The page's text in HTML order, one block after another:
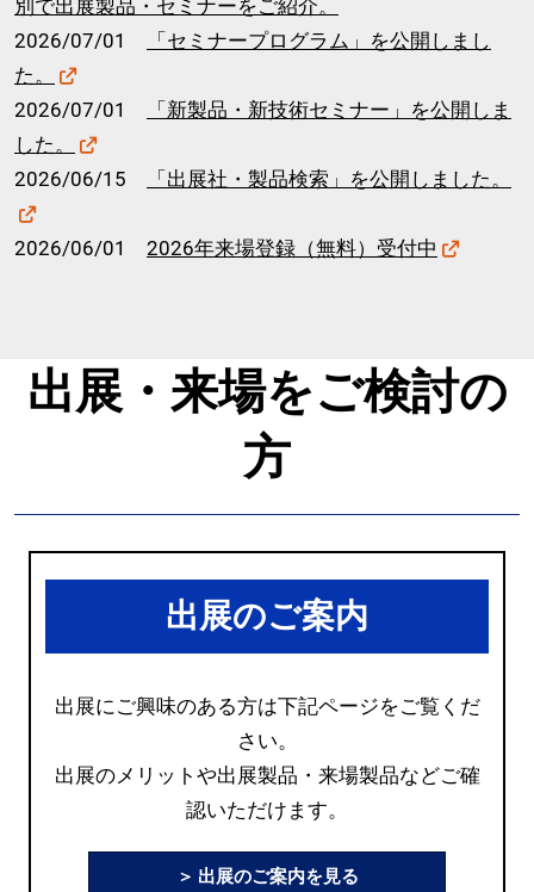
別で出展製品・セミナーをご紹介。
2026/07/01
「セミナープログラム」を公開しまし
た。
2026/07/01
「新製品・新技術セミナー」を公開しま
した。
2026/06/15
「出展社・製品検索」を公開しました。
2026/06/01 2026年来場登録（無料）受付中
出展・来場をご検討の
方
出展のご案内
出展にご興味のある方は下記ページをご覧くだ
さい。
出展のメリットや出展製品・来場製品などご確
認いただけます。
＞ 出展のご案内を見る